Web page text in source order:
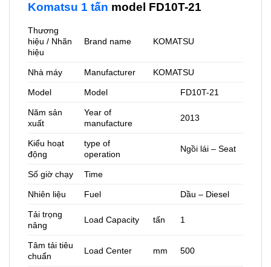
Komatsu 1 tấn model FD10T-21
Thương
hiệu / Nhãn
hiệu
Brand name KOMATSU
Nhà máy Manufacturer KOMATSU
Model Model FD10T-21
Năm sản
xuất
Year of
manufacture
2013
Kiểu hoạt
động
type of
operation
Ngồi lái – Seat
Số giờ chạy Time
Nhiên liệu Fuel Dầu – Diesel
Tải trọng
nâng
Load Capacity tấn 1
Tâm tải tiêu
chuẩn
Load Center mm 500